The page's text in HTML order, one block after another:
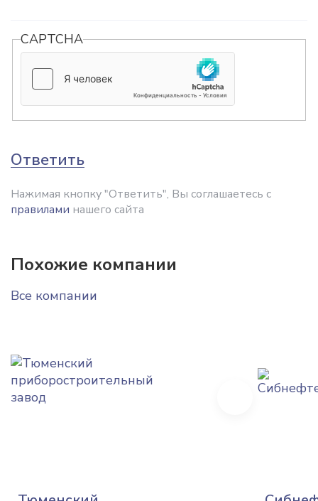
CAPTCHA
Ответить
Нажимая кнопку "Ответить", Вы соглашаетесь с
правилами нашего сайта
Похожие компании
Все компании
Next